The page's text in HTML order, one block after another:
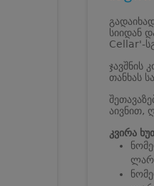
სიიდან
Cellar'-
ჯავშნის
თანხას
აივნით,
კვირა